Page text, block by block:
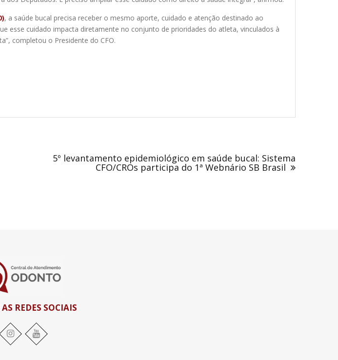
, a saúde bucal precisa receber o mesmo aporte, cuidado e atenção destinado ao
esse cuidado impacta diretamente no conjunto de prioridades do atleta, vinculados à
completou o Presidente do CFO.
5º levantamento epidemiológico em saúde bucal: Sistema
CFO/CROs participa do 1ª Webnário SB Brasil
REDES SOCIAIS
YouTube